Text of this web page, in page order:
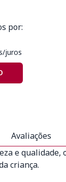
por:
juros
Avaliações
e
criança.